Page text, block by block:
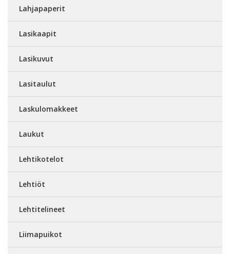
Lahjapaperit
Lasikaapit
Lasikuvut
Lasitaulut
Laskulomakkeet
Laukut
Lehtikotelot
Lehtiöt
Lehtitelineet
Liimapuikot